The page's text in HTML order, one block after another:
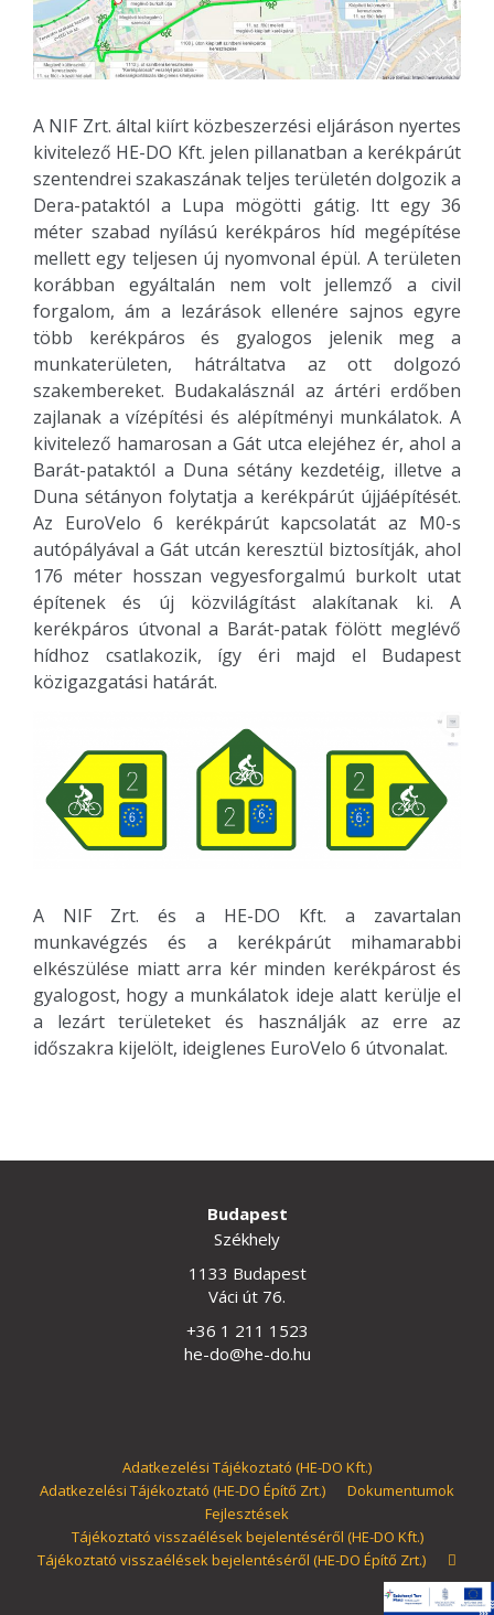
A NIF Zrt. által kiírt közbeszerzési eljáráson nyertes
kivitelező HE-DO Kft. jelen pillanatban a kerékpárút
szentendrei szakaszának teljes területén dolgozik a
Dera-pataktól a Lupa mögötti gátig. Itt egy 36
méter szabad nyílású kerékpáros híd megépítése
mellett egy teljesen új nyomvonal épül. A területen
korábban egyáltalán nem volt jellemző a civil
forgalom, ám a lezárások ellenére sajnos egyre
több kerékpáros és gyalogos jelenik meg a
munkaterületen, hátráltatva az ott dolgozó
szakembereket. Budakalásznál az ártéri erdőben
zajlanak a vízépítési és alépítményi munkálatok. A
kivitelező hamarosan a Gát utca elejéhez ér, ahol a
Barát-pataktól a Duna sétány kezdetéig, illetve a
Duna sétányon folytatja a kerékpárút újjáépítését.
Az EuroVelo 6 kerékpárút kapcsolatát az M0-s
autópályával a Gát utcán keresztül biztosítják, ahol
176 méter hosszan vegyesforgalmú burkolt utat
építenek és új közvilágítást alakítanak ki. A
kerékpáros útvonal a Barát-patak fölött meglévő
hídhoz csatlakozik, így éri majd el Budapest
közigazgatási határát.
A NIF Zrt. és a HE-DO Kft. a zavartalan
munkavégzés és a kerékpárút mihamarabbi
elkészülése miatt arra kér minden kerékpárost és
gyalogost, hogy a munkálatok ideje alatt kerülje el
a lezárt területeket és használják az erre az
időszakra kijelölt, ideiglenes EuroVelo 6 útvonalat.
Budapest
Székhely
1133 Budapest
Váci út 76.
+36 1 211 1523
he-do@he-do.hu
Adatkezelési Tájékoztató (HE-DO Kft.)
Adatkezelési Tájékoztató (HE-DO Építő Zrt.)
Dokumentumok
Fejlesztések
Tájékoztató visszaélések bejelentéséről (HE-DO Kft.)
Tájékoztató visszaélések bejelentéséről (HE-DO Építő Zrt.)